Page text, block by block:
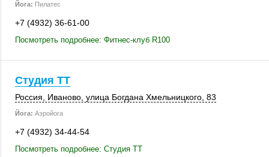
Йога: Пилатес
+7 (4932) 36-61-00
Посмотреть подробнее: Фитнес-клуб R100
Студия ТТ
Россия Иваново , улица Богдана Хмельницкого, 83
Йога: Аэройога
+7 (4932) 34-44-54
Посмотреть подробнее: Студия ТТ